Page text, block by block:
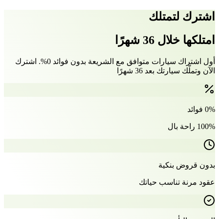
اشترك لتمتلك
امتلكها خلال 36 شهرًا
أول اشتراك سيارات متوافق مع الشريعة بدون فوائد 0%. اشترك
الآن وتملّك سيارتك بعد 36 شهرًا
0% فوائد
100% راحة بال
بدون قروض بنكية
عقود مرنة تناسب حياتك